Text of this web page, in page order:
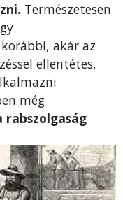
Természetesen
akár az
ellentétes,
még
rabszolgaság